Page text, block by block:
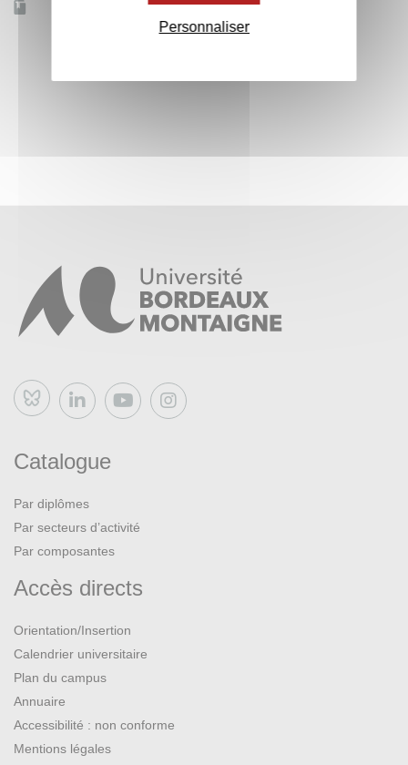
Accessible à distance Non
Bluesky
Catalogue
Par diplômes
Par secteurs d’activité
Par composantes
Accès directs
Orientation/Insertion
Calendrier universitaire
Plan du campus
Annuaire
Accessibilité : non conforme
Mentions légales
Personnaliser